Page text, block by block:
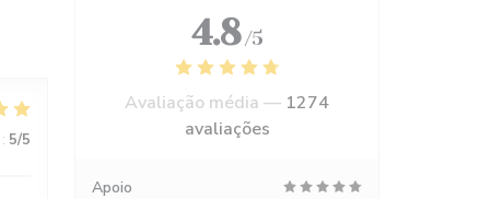
: 5/5
4.8 /5
Avaliação média — 1274
avaliações
Apoio